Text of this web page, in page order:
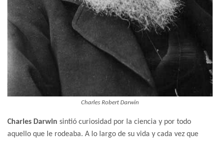
Charles Robert Darwin
Charles Darwin sintió curiosidad por la ciencia y por todo
aquello que le rodeaba. A lo largo de su vida y cada vez que